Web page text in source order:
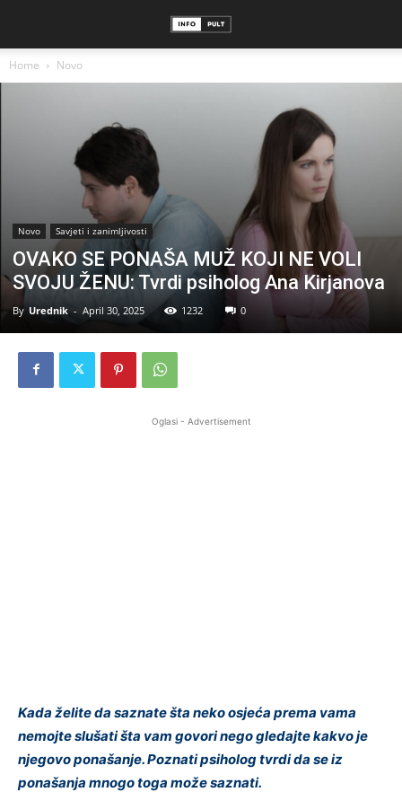
Home Novo
Novo Savjeti i zanimljivosti
OVAKO SE PONAŠA MUŽ KOJI NE VOLI
SVOJU ŽENU: Tvrdi psiholog Ana Kirjanova
By Urednik - April 30, 2025 1232 0
Oglasi - Advertisement
Kada želite da saznate šta neko osjeća prema vama
nemojte slušati šta vam govori nego gledajte kakvo je
njegovo ponašanje. Poznati psiholog tvrdi da se iz
ponašanja mnogo toga može saznati.